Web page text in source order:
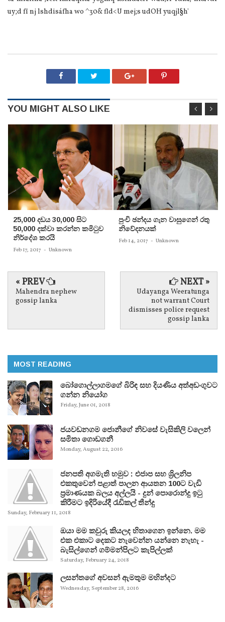
uy;d fï nj lshdisáfha wo ^30& fld<U mej;s udOH yuqjl§h'
YOU MIGHT ALSO LIKE
25,000 දඩය 30,000 සිට
50,000 දක්වා කරන්න කමිටුව
නිර්දේශ කරයි
Feb 17, 2017 - Unknown
පුංචි ඡන්දය ගැන වාසුගෙන් රතු
නිවේදනයක්‌
Feb 14, 2017 - Unknown
« PREV
Mahendra nephew
gossip lanka
NEXT »
Udayanga Weeratunga
not warrant Court
dismisses police request
gossip lanka
MOST READING
බෝගොල්ලාගමගේ බිරිඳ සහ දියණිය අත්අඩංගුවට
ගන්න නියෝග
Friday, June 01, 2018
ජයවඩනගම ජොනීගේ නිවසේ වැසිකිලි වලෙන්
සමිතා ගොඩගනී
Monday, August 22, 2016
ජනපති අගමැති හමුව : එජාප සහ ශ්‍රිලනිප
එකතුවෙන් පළාත් පාලන ආයතන 100ට වැඩි
ප්‍රමාණයක බලය අල්ලයි - දුන් පොරොන්දු ඉටු
කිරීමට ඉදිරියේදී රැඩිකල් තීන්දු
Sunday, February 11, 2018
ඔයා මම කවුරු කියලද හිතාගෙන ඉන්නෙ. මම
එක එකාට දෙකට නැවෙන්න යන්නෙ නැහැ -
බැසිල්ගෙන් ගම්මන්පිලට කැපිල්ලක්
Saturday, February 24, 2018
ලසන්තගේ අවසන් ඇමතුම මහින්දට
Wednesday, September 28, 2016